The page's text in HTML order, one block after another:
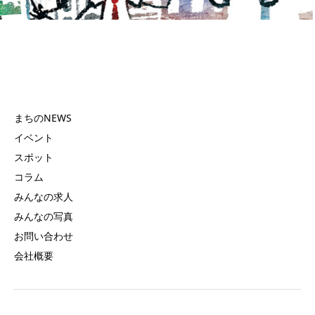
まちのNEWS
イベント
スポット
コラム
みんなの求人
みんなの写真
お問い合わせ
会社概要